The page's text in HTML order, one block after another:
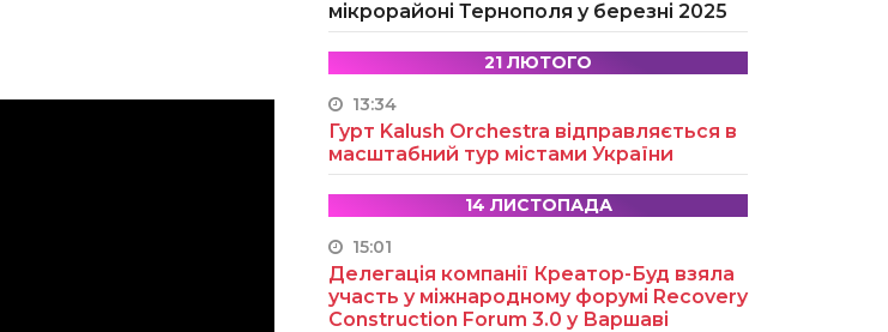
мікрорайоні Тернополя у березні 2025
21 ЛЮТОГО
13:34
Гурт Kalush Orchestra відправляється в
масштабний тур містами України
14 ЛИСТОПАДА
15:01
Делегація компанії Креатор-Буд взяла
участь у міжнародному форумі Recovery
Construction Forum 3.0 у Варшаві